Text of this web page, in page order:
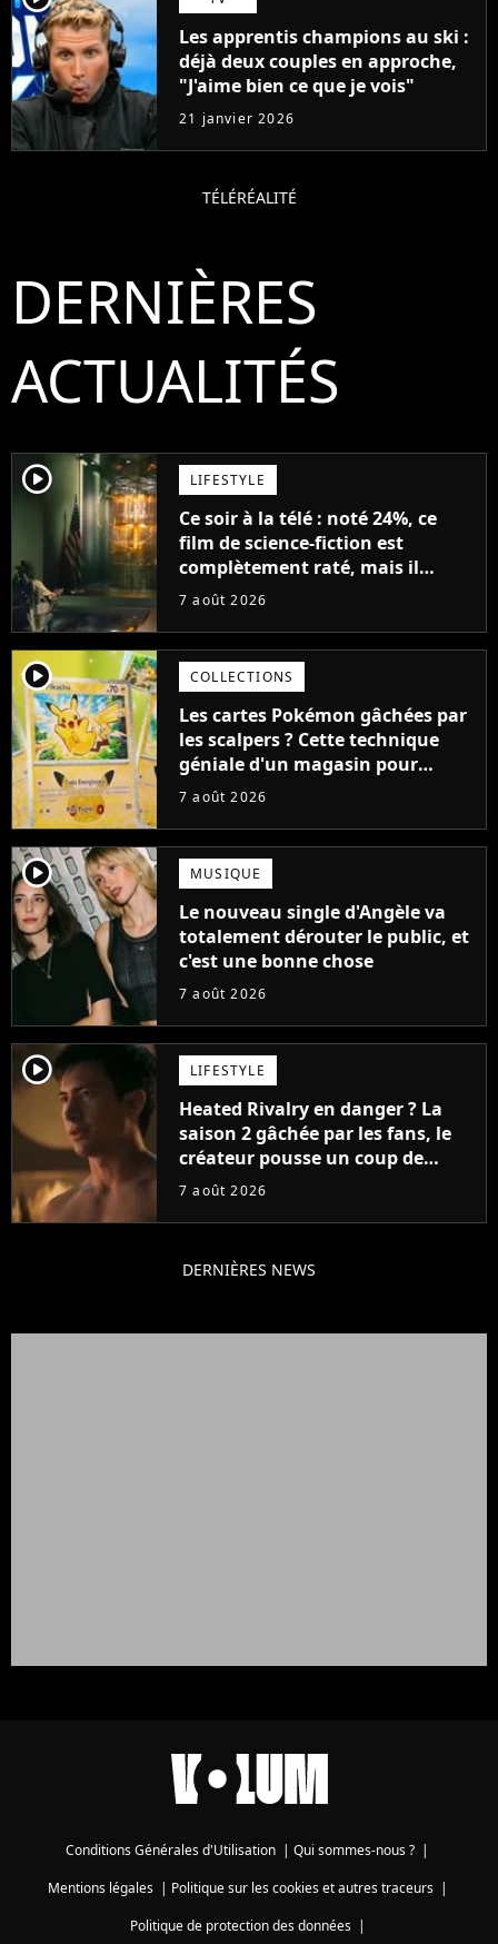
Les apprentis champions au ski :
déjà deux couples en approche,
"J'aime bien ce que je vois"
21 janvier 2026
TÉLÉRÉALITÉ
DERNIÈRES
ACTUALITÉS
player2 LIFESTYLE
Ce soir à la télé : noté 24%, ce
film de science-fiction est
complètement raté, mais il
aurait pu être encore pire à
7 août 2026
player2 COLLECTIONS
Les cartes Pokémon gâchées par
les scalpers ? Cette technique
géniale d'un magasin pour
ruiner les revendeurs
7 août 2026
player2 MUSIQUE
Le nouveau single d'Angèle va
totalement dérouter le public, et
c'est une bonne chose
7 août 2026
player2 LIFESTYLE
Heated Rivalry en danger ? La
saison 2 gâchée par les fans, le
créateur pousse un coup de
gueule
7 août 2026
DERNIÈRES NEWS
Conditions Générales d'Utilisation | Qui sommes-nous ? |
Mentions légales| Politique sur les cookies et autres traceurs|
Politique de protection des données|